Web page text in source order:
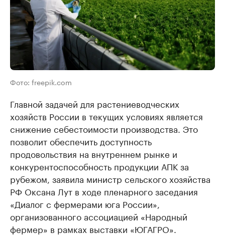
Фото: freepik.com
Главной задачей для растениеводческих
хозяйств России в текущих условиях является
снижение себестоимости производства. Это
позволит обеспечить доступность
продовольствия на внутреннем рынке и
конкурентоспособность продукции АПК за
рубежом, заявила министр сельского хозяйства
РФ Оксана Лут в ходе пленарного заседания
«Диалог с фермерами юга России»,
организованного ассоциацией «Народный
фермер» в рамках выставки «ЮГАГРО».